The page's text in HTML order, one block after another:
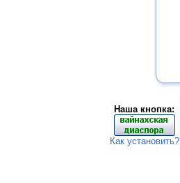
Наша кнопка:
Как установить?